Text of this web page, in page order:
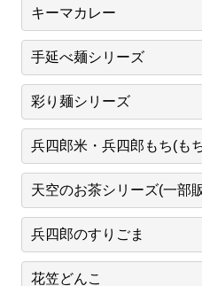
キーマカレー
手延べ麺シリーズ
彩り麺シリーズ
兵四郎米・兵四郎もち(も
天空のお茶シリーズ(一部
兵四郎のすりごま
花笠どんこ